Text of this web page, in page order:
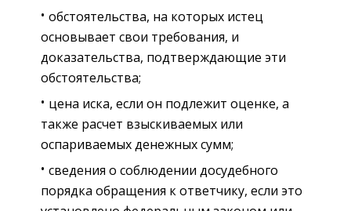
обстоятельства, на которых истец
основывает свои требования, и
доказательства, подтверждающие эти
обстоятельства;
цена иска, если он подлежит оценке, а
также расчет взыскиваемых или
оспариваемых денежных сумм;
сведения о соблюдении досудебного
порядка обращения к ответчику, если это